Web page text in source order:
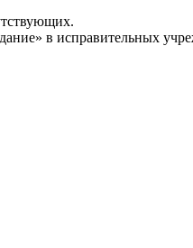
в исправительных